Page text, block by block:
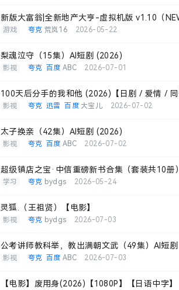
新版大富翁|全新地产大亨-虚拟机版 v1.10（
游戏 夸克 荒岚16 2026-05-22
梨魂泣守（15集）AI短剧 (2026)
影视 夸克 百度 ABC 2026-07-01
100天后分手的我和他 (2026)【日剧 / 爱情 / 同
影视 夸克 迅雷 百度 大宝儿 2026-07-02
太子换亲（42集）AI短剧 (2026)
影视 夸克 百度 ABC 2026-07-02
超级镇店之宝·中信重磅新书合集（套装共10册）
学习 夸克 bydgs 2026-05-24
灵狐.（王祖贤）【电影】
影视 夸克 bydgs 2026-07-03
公考讲师教科举，教出满朝文武（49集）AI短
影视 夸克 百度 ABC 2026-07-03
【电影】废用身(2026)【1080P】【日语中字】